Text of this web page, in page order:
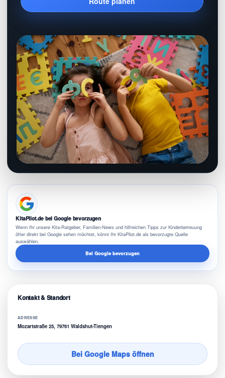
KitaPilot.de bei Google bevorzugen
Wenn Ihr unsere Kita-Ratgeber, Familien-News und hilfreichen Tipps zur Kinderbetreuung
öfter direkt bei Google sehen möchtet, könnt Ihr KitaPilot.de als bevorzugte Quelle
auswählen.
Bei Google bevorzugen
Kontakt & Standort
ADRESSE
Mozartstraße 25, 79761 Waldshut-Tiengen
Bei Google Maps öffnen